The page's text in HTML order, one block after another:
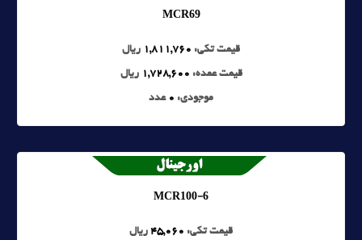
MCR69
قیمت تکی: 1,811,760 ریال
قیمت عمده: 1,728,600 ریال
موجودی: 0 عدد
MCR100-6
قیمت تکی: 45,060 ریال